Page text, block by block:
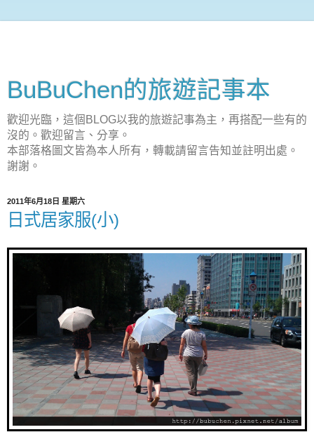
BuBuChen的旅遊記事本
歡迎光臨，這個BLOG以我的旅遊記事為主，再搭配一些有的
沒的。歡迎留言、分享。
本部落格圖文皆為本人所有，轉載請留言告知並註明出處。
謝謝。
2011年6月18日 星期六
日式居家服(小)